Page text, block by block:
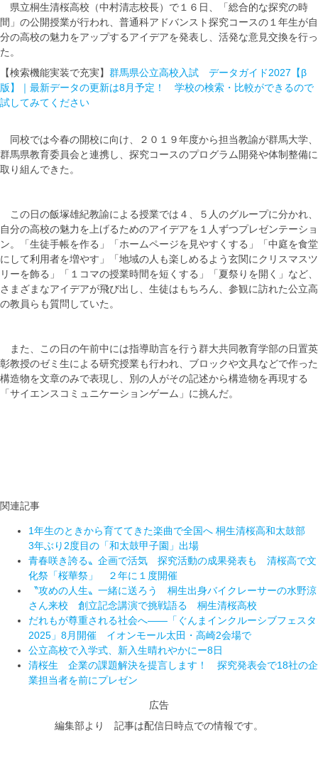
県立桐生清桜高校（中村清志校長）で１６日、「総合的な探究の時
間」の公開授業が行われ、普通科アドバンスト探究コースの１年生が自
分の高校の魅力をアップするアイデアを発表し、活発な意見交換を行っ
た。
【検索機能実装で充実】 群馬県公立高校入試 データガイド2027【β
版】｜最新データの更新は8月予定！ 学校の検索・比較ができるので
試してみてください
同校では今春の開校に向け、２０１９年度から担当教諭が群馬大学、
群馬県教育委員会と連携し、探究コースのプログラム開発や体制整備に
取り組んできた。
この日の飯塚雄紀教諭による授業では４、５人のグループに分かれ、
自分の高校の魅力を上げるためのアイデアを１人ずつプレゼンテーショ
ン。「生徒手帳を作る」「ホームページを見やすくする」「中庭を食堂
にして利用者を増やす」「地域の人も楽しめるよう玄関にクリスマスツ
リーを飾る」「１コマの授業時間を短くする」「夏祭りを開く」など、
さまざまなアイデアが飛び出し、生徒はもちろん、参観に訪れた公立高
の教員らも質問していた。
また、この日の午前中には指導助言を行う群大共同教育学部の日置英
彰教授のゼミ生による研究授業も行われ、ブロックや文具などで作った
構造物を文章のみで表現し、別の人がその記述から構造物を再現する
「サイエンスコミュニケーションゲーム」に挑んだ。
関連記事
1年生のときから育ててきた楽曲で全国へ 桐生清桜高和太鼓部
3年ぶり2度目の「和太鼓甲子園」出場
青春咲き誇る〟企画で活気 探究活動の成果発表も 清桜高で文
化祭「桜華祭」 ２年に１度開催
〝攻めの人生〟一緒に送ろう 桐生出身バイクレーサーの水野涼
さん来校 創立記念講演で挑戦語る 桐生清桜高校
だれもが尊重される社会へ――「ぐんまインクルーシブフェスタ
2025」8月開催 イオンモール太田・高崎2会場で
公立高校で入学式、新入生晴れやかにー8日
清桜生 企業の課題解決を提言します！ 探究発表会で18社の企
業担当者を前にプレゼン
広告
編集部より 記事は配信日時点での情報です。